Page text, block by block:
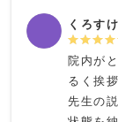
くろすけ
院内が
るく挨
先生の